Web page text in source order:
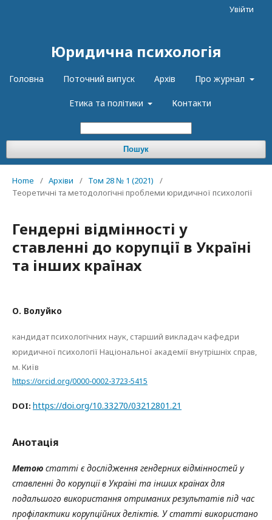
Юридична психологія
Головна Поточний випуск Архів Про журнал
Етика та політики Контакти
Пошук
Увійти
Home / Архіви / Том 28 № 1 (2021)
/
Теоретичні та методологічні проблеми юридичної психології
Гендерні відмінності у
ставленні до корупції в Україні
та інших країнах
О. Волуйко
кандидат психологічних наук, старший викладач кафедри
юридичної психології Національної академії внутрішніх справ,
м. Київ
https://orcid.org/0000-0002-3723-5415
DOI: https://doi.org/10.33270/03212801.21
Анотація
Метою статті є дослідження гендерних відмінностей у
ставленні до корупції в Україні та інших країнах для
подальшого використання отриманих результатів під час
профілактики корупційних деліктів. У статті використано